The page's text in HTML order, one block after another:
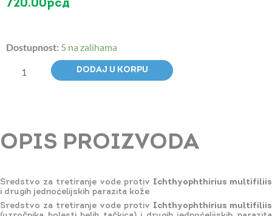
720.00рсд
Dostupnost: 5 na zalihama
Costapur
50ml
DODAJ U KORPU
OPIS PROIZVODA
Sredstvo za tretiranje vode protiv Ichthyophthirius multifiliis
i drugih jednoćelijskih parazita kože
Sredstvo za tretiranje vode protiv Ichthyophthirius multifiliis